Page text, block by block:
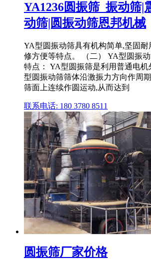
YA1236圆振筛_振动筛|
动筛|圆振动筛恩邦机械
YA型圆振动筛具有机构简单,坚固耐
修方便等特点。 （二） YA型圆振
特点： YA型圆振筛是利用普通电机
型圆振动筛筛体沿激振力方向作周
筛面上连续作圆运动,从而达到
联系电话: 180 3780 8511
圆振筛厂家价格